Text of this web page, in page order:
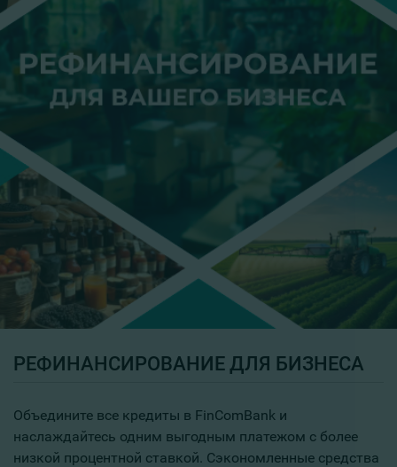
РЕФИНАНСИРОВАНИЕ ДЛЯ БИЗНЕСА
Объедините все кредиты в FinComBank и
наслаждайтесь одним выгодным платежом с более
низкой процентной ставкой. Сэкономленные средства